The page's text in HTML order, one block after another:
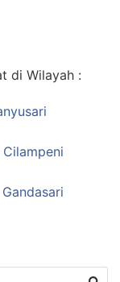
di Wilayah :